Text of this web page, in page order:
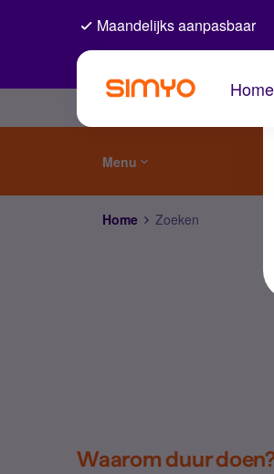
Maandelijks aanpasbaar
Home
Menu
Home Zoeken
Waarom duur